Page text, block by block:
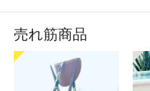
売れ筋商品